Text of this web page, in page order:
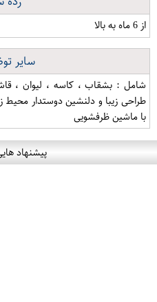
از 6 ماه به بالا
سایر
شامل : بشقاب ، کاسه ، لیوان ،
طراحی زیبا و دلنشین دوستدار محیط
با ماشین ظرفشویی
پیشنهاد